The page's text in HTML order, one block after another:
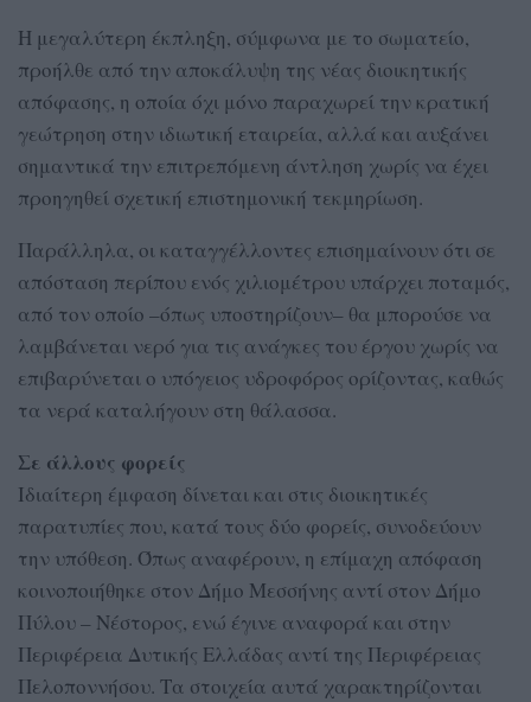
Η μεγαλύτερη έκπληξη, σύμφωνα με το σωματείο,
προήλθε από την αποκάλυψη της νέας διοικητικής
απόφασης, η οποία όχι μόνο παραχωρεί την κρατική
γεώτρηση στην ιδιωτική εταιρεία, αλλά και αυξάνει
σημαντικά την επιτρεπόμενη άντληση χωρίς να έχει
προηγηθεί σχετική επιστημονική τεκμηρίωση.
Παράλληλα, οι καταγγέλλοντες επισημαίνουν ότι σε
απόσταση περίπου ενός χιλιομέτρου υπάρχει ποταμός,
από τον οποίο –όπως υποστηρίζουν– θα μπορούσε να
λαμβάνεται νερό για τις ανάγκες του έργου χωρίς να
επιβαρύνεται ο υπόγειος υδροφόρος ορίζοντας, καθώς
τα νερά καταλήγουν στη θάλασσα.
Σε άλλους φορείς
Ιδιαίτερη έμφαση δίνεται και στις διοικητικές
παρατυπίες που, κατά τους δύο φορείς, συνοδεύουν
την υπόθεση. Όπως αναφέρουν, η επίμαχη απόφαση
κοινοποιήθηκε στον Δήμο Μεσσήνης αντί στον Δήμο
Πύλου – Νέστορος, ενώ έγινε αναφορά και στην
Περιφέρεια Δυτικής Ελλάδας αντί της Περιφέρειας
Πελοποννήσου. Τα στοιχεία αυτά χαρακτηρίζονται